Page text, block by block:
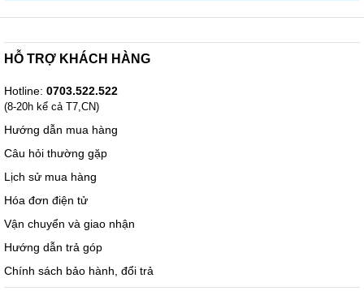
HỖ TRỢ KHÁCH HÀNG
Hotline: 0703.522.522
(8-20h kể cả T7,CN)
Hướng dẫn mua hàng
Câu hỏi thường gặp
Lịch sử mua hàng
Hóa đơn điện tử
Vận chuyển và giao nhận
Hướng dẫn trả góp
Chính sách bảo hành, đổi trả